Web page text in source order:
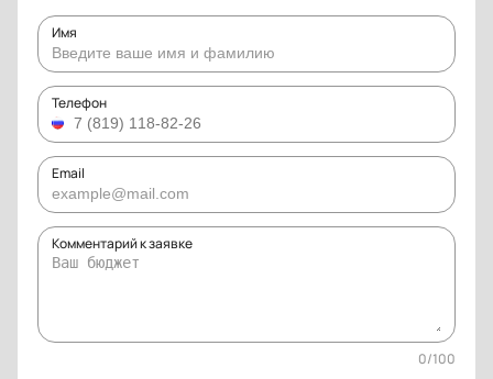
Имя
Телефон
Email
Комментарий к заявке
0/100